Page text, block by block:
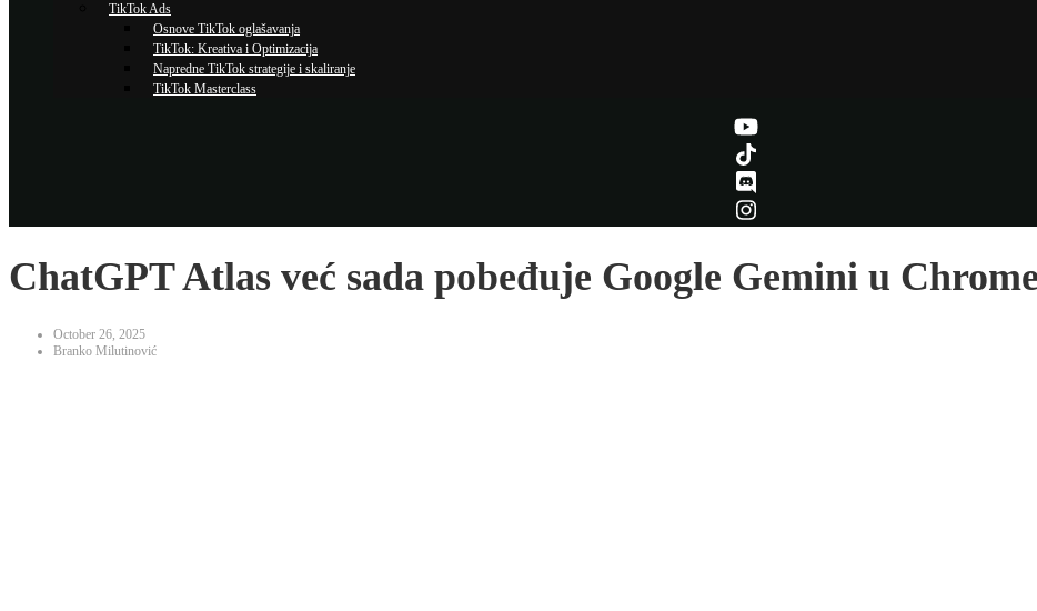
TikTok Ads
Osnove TikTok oglašavanja
TikTok: Kreativa i Optimizacija
Napredne TikTok strategije i skaliranje
TikTok Masterclass
ChatGPT Atlas već sada pobeđuje Google Gemini u
October 26, 2025
Branko Milutinović